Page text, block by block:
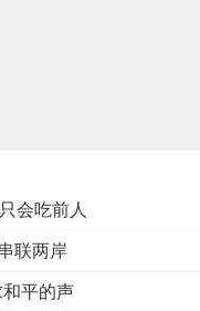
会吃前人
联两岸
平的声